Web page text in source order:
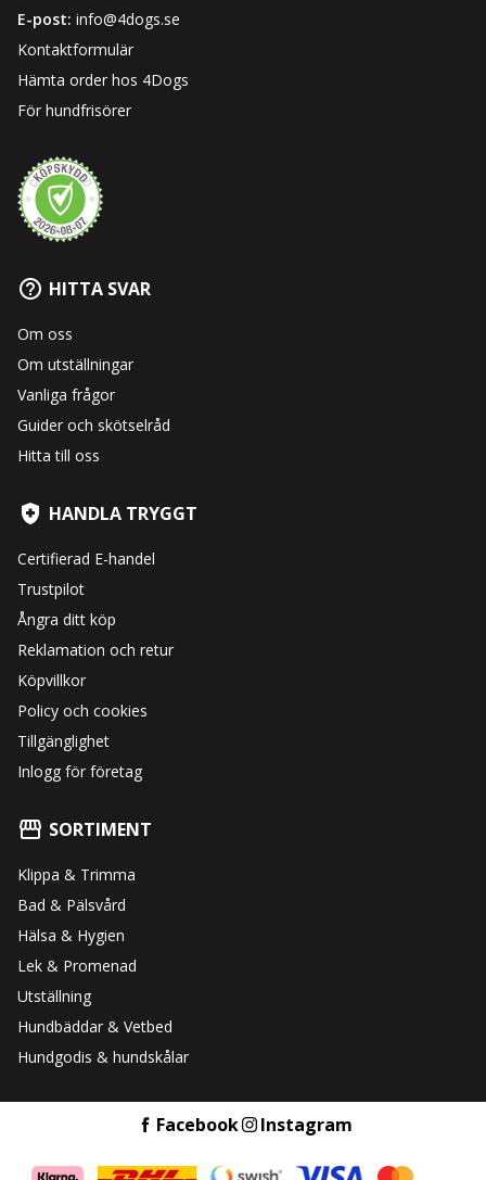
E-post: info@4dogs.se
Kontaktformulär
Hämta order hos 4Dogs
För hundfrisörer
HITTA SVAR
Om oss
Om utställningar
Vanliga frågor
Guider och skötselråd
Hitta till oss
HANDLA TRYGGT
Certifierad E-handel
Trustpilot
Ångra ditt köp
Reklamation och retur
Köpvillkor
Policy och cookies
Tillgänglighet
Inlogg för företag
SORTIMENT
Klippa & Trimma
Bad & Pälsvård
Hälsa & Hygien
Lek & Promenad
Utställning
Hundbäddar & Vetbed
Hundgodis & hundskålar
Facebook Instagram